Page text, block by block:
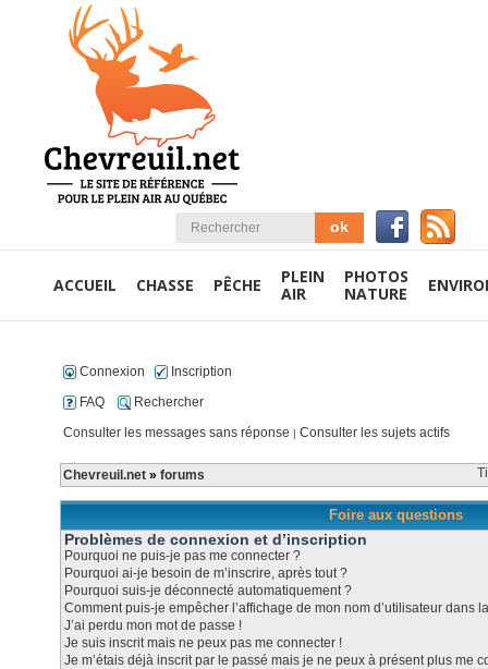
ACCUEIL CHASSE PÊCHE
PLEIN
AIR
PHOTOS
NATURE
Connexion
Inscription
FAQ
Rechercher
Consulter les messages sans réponse | Consulter les sujets actifs
Chevreuil.net » forums
Foire aux questions
Problèmes de connexion et d’inscription
Pourquoi ne puis-je pas me connecter ?
Pourquoi ai-je besoin de m’inscrire, après tout ?
Pourquoi suis-je déconnecté automatiquement ?
Comment puis-je empêcher l’affichage de mon nom d’utilisateur dans
J’ai perdu mon mot de passe !
Je suis inscrit mais ne peux pas me connecter !
Je m’étais déjà inscrit par le passé mais je ne peux à présent plus me